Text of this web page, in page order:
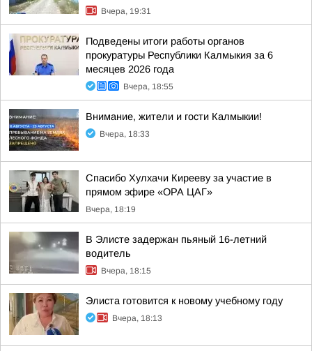
Вчера, 19:31
Подведены итоги работы органов
прокуратуры Республики Калмыкия за 6
месяцев 2026 года
Вчера, 18:55
Внимание, жители и гости Калмыкии!
Вчера, 18:33
Спасибо Хулхачи Кирееву за участие в
прямом эфире «ОРА ЦАГ»
Вчера, 18:19
В Элисте задержан пьяный 16-летний
водитель
Вчера, 18:15
Элиста готовится к новому учебному году
Вчера, 18:13